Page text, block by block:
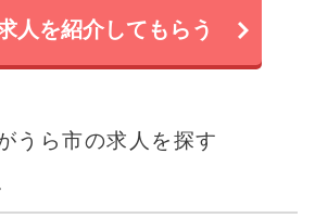
人を紹介してもらう
うら市の求人を探す